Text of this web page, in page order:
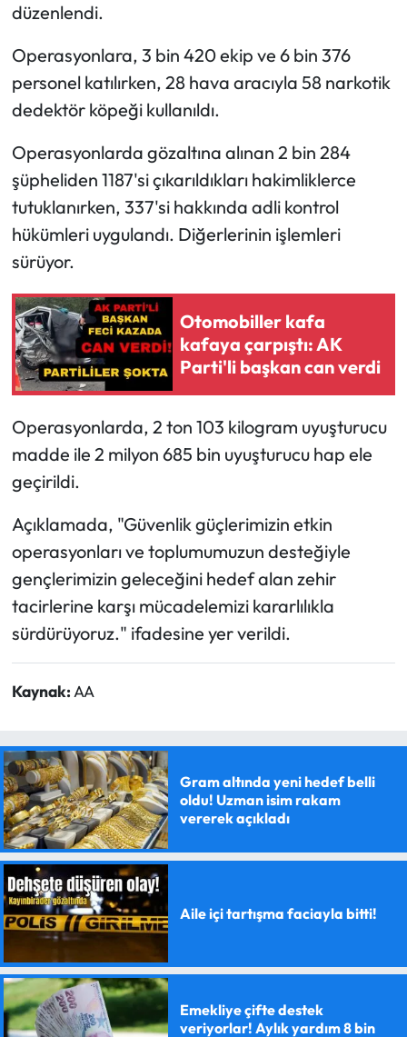
düzenlendi.
Operasyonlara, 3 bin 420 ekip ve 6 bin 376
personel katılırken, 28 hava aracıyla 58 narkotik
dedektör köpeği kullanıldı.
Operasyonlarda gözaltına alınan 2 bin 284
şüpheliden 1187'si çıkarıldıkları hakimliklerce
tutuklanırken, 337'si hakkında adli kontrol
hükümleri uygulandı. Diğerlerinin işlemleri
sürüyor.
Otomobiller kafa
kafaya çarpıştı: AK
Parti'li başkan can verdi
Operasyonlarda, 2 ton 103 kilogram uyuşturucu
madde ile 2 milyon 685 bin uyuşturucu hap ele
geçirildi.
Açıklamada, "Güvenlik güçlerimizin etkin
operasyonları ve toplumumuzun desteğiyle
gençlerimizin geleceğini hedef alan zehir
tacirlerine karşı mücadelemizi kararlılıkla
sürdürüyoruz." ifadesine yer verildi.
Kaynak: AA
Gram altında yeni hedef belli
oldu! Uzman isim rakam
vererek açıkladı
Aile içi tartışma faciayla bitti!
Emekliye çifte destek
veriyorlar! Aylık yardım 8 bin